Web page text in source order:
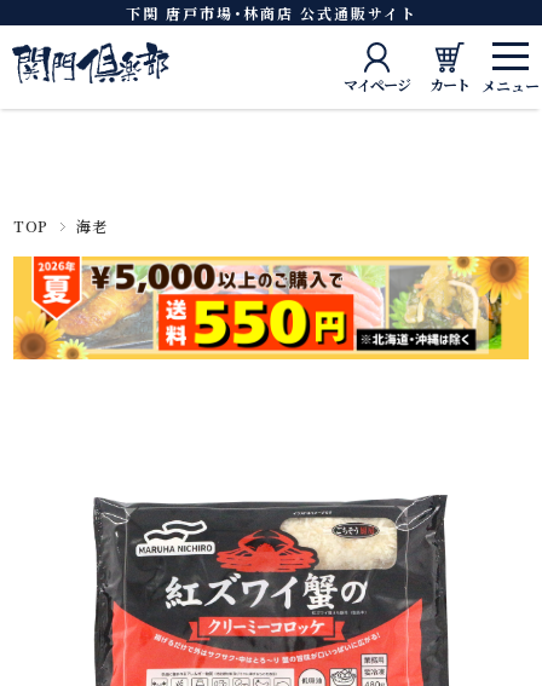
下関 唐戸市場･林商店 公式通販サイト
マイページ カート
TOP 海老